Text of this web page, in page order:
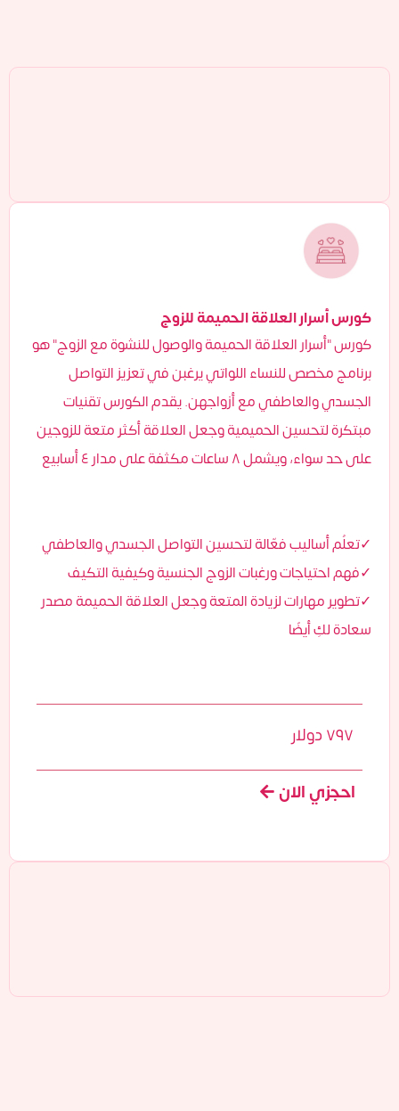
كورس أسرار العلاقة الحميمة للزوج
كورس "أسرار العلاقة الحميمة والوصول للنشوة مع الزوج" هو
برنامج مخصص للنساء اللواتي يرغبن في تعزيز التواصل
الجسدي والعاطفي مع أزواجهن. يقدم الكورس تقنيات
مبتكرة لتحسين الحميمية وجعل العلاقة أكثر متعة للزوجين
على حد سواء، ويشمل ٨ ساعات مكثفة على مدار ٤ أسابيع
تعلُم أساليب فعّالة لتحسين التواصل الجسدي والعاطفي✓
فهم احتياجات ورغبات الزوج الجنسية وكيفية التكيف✓
تطوير مهارات لزيادة المتعة وجعل العلاقة الحميمة مصدر✓
سعادة لكِ أيضًا
٧٩٧ دولار
احجزي الان